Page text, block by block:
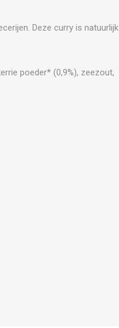
Deze curry is natuurlijk
poeder* (0,9%), zeezout,